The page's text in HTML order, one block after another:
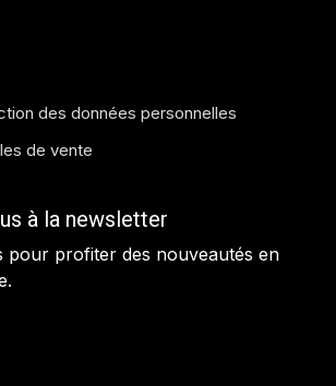
des données personnelles
de vente
à la newsletter
pour profiter des nouveautés en